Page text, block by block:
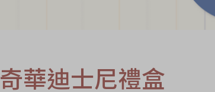
奇華迪士尼禮盒